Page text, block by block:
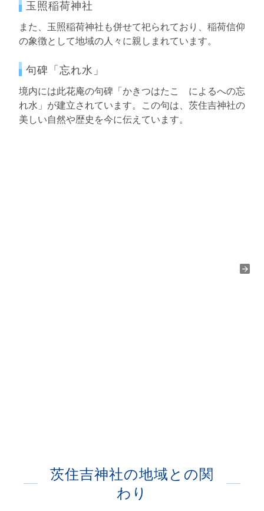
玉照稲荷神社
また、玉照稲荷神社も併せて祀られており、稲荷信仰
の象徴として地域の人々に親しまれています。
句碑「忘れ水」
境内には此花庵の句碑「かきつはたこゝによるへの忘
れ水」が建立されています。この句は、茨住吉神社の
美しい自然や歴史を今に伝えています。
茨住吉神社の地域との関
わり